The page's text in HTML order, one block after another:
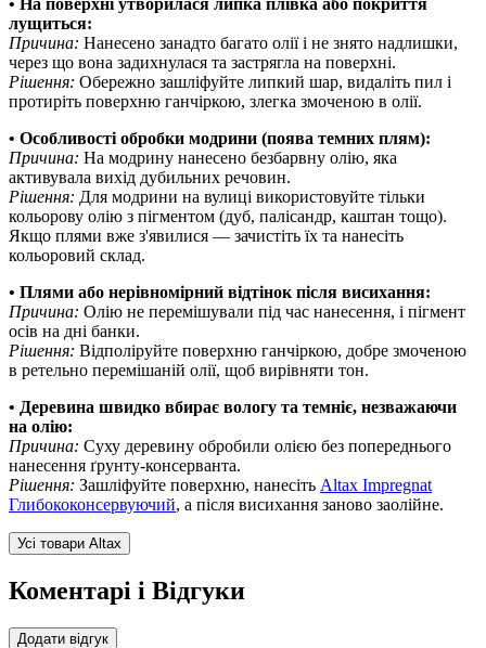
лущиться:
Причина: Нанесено занадто багато олії і не знято надлишки,
через що вона задихнулася та застрягла на поверхні.
Рішення: Обережно зашліфуйте липкий шар, видаліть пил і
протиріть поверхню ганчіркою, злегка змоченою в олії.
• Особливості обробки модрини (поява темних плям):
Причина: На модрину нанесено безбарвну олію, яка
активувала вихід дубильних речовин.
Рішення: Для модрини на вулиці використовуйте тільки
кольорову олію з пігментом (дуб, палісандр, каштан тощо).
Якщо плями вже з'явилися — зачистіть їх та нанесіть
кольоровий склад.
• Плями або нерівномірний відтінок після висихання:
Причина: Олію не перемішували під час нанесення, і пігмент
осів на дні банки.
Рішення: Відполіруйте поверхню ганчіркою, добре змоченою
в ретельно перемішаній олії, щоб вирівняти тон.
• Деревина швидко вбирає вологу та темніє, незважаючи
на олію:
Причина: Суху деревину обробили олією без попереднього
нанесення ґрунту-консерванта.
Рішення: Зашліфуйте поверхню, нанесіть Altax Impregnat
Глибококонсервуючий, а після висихання заново заолійне.
Усі товари Altax
Коментарі і Відгуки
Додати відгук